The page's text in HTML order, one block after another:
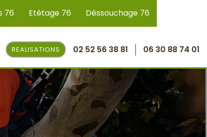
76 Etêtage 76 Déssouchage 76
REALISATIONS 02 52 56 38 81 06 30 88 74 01